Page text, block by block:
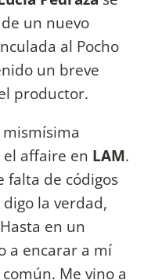
un nuevo
al Pocho
un breve
productor.
affaire en LAM.
falta de códigos
la verdad,
en un
a encarar a mí
Me vino a